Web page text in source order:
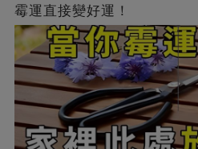
霉運直接變好運！